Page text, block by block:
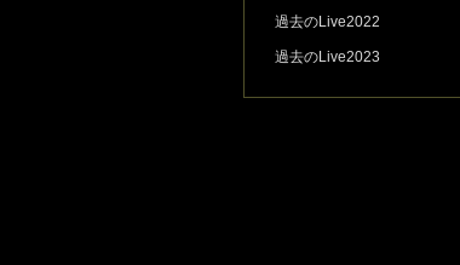
過去のLive2022
過去のLive2023